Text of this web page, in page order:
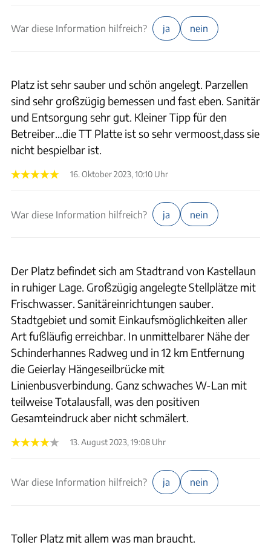
War diese Information hilfreich? ja nein
Platz ist sehr sauber und schön angelegt. Parzellen
sind sehr großzügig bemessen und fast eben. Sanitär
und Entsorgung sehr gut. Kleiner Tipp für den
Betreiber...die TT Platte ist so sehr vermoost,dass sie
nicht bespielbar ist.
16. Oktober 2023, 10:10 Uhr
War diese Information hilfreich? ja nein
Der Platz befindet sich am Stadtrand von Kastellaun
in ruhiger Lage. Großzügig angelegte Stellplätze mit
Frischwasser. Sanitäreinrichtungen sauber.
Stadtgebiet und somit Einkaufsmöglichkeiten aller
Art fußläufig erreichbar. In unmittelbarer Nähe der
Schinderhannes Radweg und in 12 km Entfernung
die Geierlay Hängeseilbrücke mit
Linienbusverbindung. Ganz schwaches W-Lan mit
teilweise Totalausfall, was den positiven
Gesamteindruck aber nicht schmälert.
13. August 2023, 19:08 Uhr
War diese Information hilfreich? ja nein
Toller Platz mit allem was man braucht.